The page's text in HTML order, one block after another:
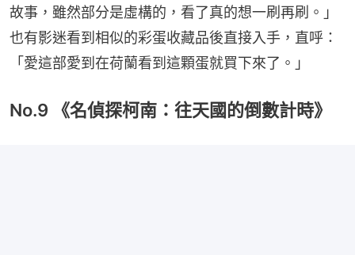
故事，雖然部分是虛構的，看了真的想一刷再刷。」
也有影迷看到相似的彩蛋收藏品後直接入手，直呼：
「愛這部愛到在荷蘭看到這顆蛋就買下來了。」
No.9 《名偵探柯南：往天國的倒數計時》